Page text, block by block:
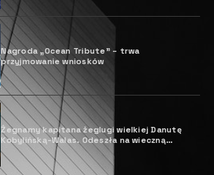
Nagroda „Ocean Tribute” – trwa
przyjmowanie wniosków
Żegnamy kapitana żeglugi wielkiej Danutę
Kobylińską-Walas. Odeszła na wieczną
wachtę.